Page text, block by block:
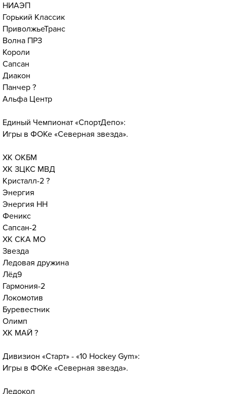
НИАЭП
Горький Классик
ПриволжьеТранс
Волна ПРЗ
Короли
Сапсан
Диакон
Панчер ?
Альфа Центр
Единый Чемпионат «СпортДепо»:
Игры в ФОКе «Северная звезда».
ХК ОКБМ
ХК ЗЦКС МВД
Кристалл-2 ?
Энергия
Энергия НН
Феникс
Сапсан-2
ХК СКА МО
Звезда
Ледовая дружина
Лёд9
Гармония-2
Локомотив
Буревестник
Олимп
ХК МАЙ ?
Дивизион «Старт» - «10 Hockey Gym»:
Игры в ФОКе «Северная звезда».
Ледокол